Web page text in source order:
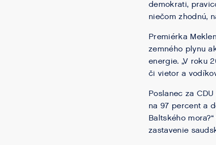
demokrati,
niečom zhodnú,
Premiérka
zemného plynu
energie. „V roku
či vietor a
Poslanec za
na 97 percent a
Baltského
zastavenie